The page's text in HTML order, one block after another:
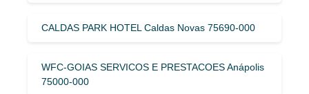
CALDAS PARK HOTEL Caldas Novas 75690-000
WFC-GOIAS SERVICOS E PRESTACOES Anápolis
75000-000